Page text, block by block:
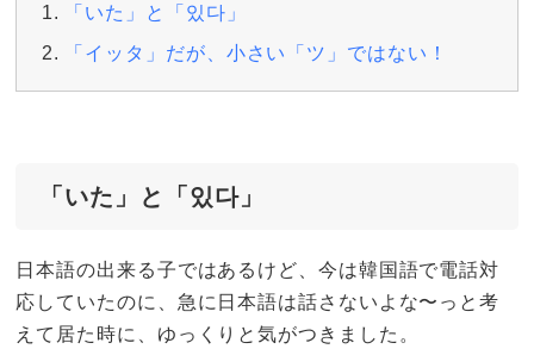
「いた」と「있다」
「イッタ」だが、小さい「ツ」ではない！
「いた」と「있다」
日本語の出来る子ではあるけど、今は韓国語で電話対
応していたのに、急に日本語は話さないよな〜っと考
えて居た時に、ゆっくりと気がつきました。